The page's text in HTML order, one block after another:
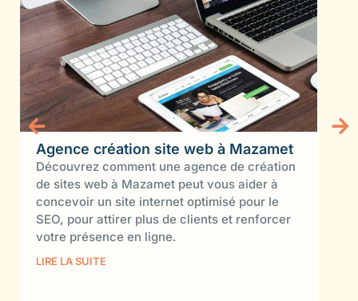
Agence création site web à Mazamet
Découvrez comment une agence de création
de sites web à Mazamet peut vous aider à
concevoir un site internet optimisé pour le
SEO, pour attirer plus de clients et renforcer
votre présence en ligne.
LIRE LA SUITE